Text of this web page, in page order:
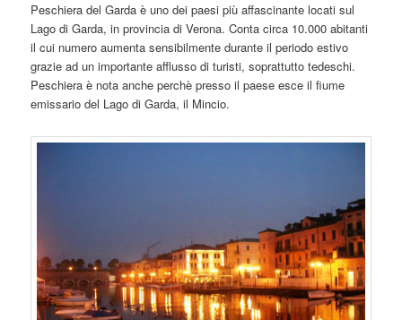
Peschiera del Garda è uno dei paesi più affascinante locati sul
Lago di Garda, in provincia di Verona. Conta circa 10.000 abitanti
il cui numero aumenta sensibilmente durante il periodo estivo
grazie ad un importante afflusso di turisti, soprattutto tedeschi.
Peschiera è nota anche perchè presso il paese esce il fiume
emissario del Lago di Garda, il Mincio.